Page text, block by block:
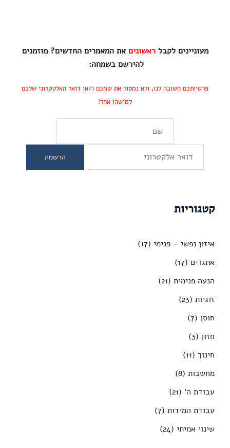
מעוניינים לקבלראשונים את המאמרים החדשים? מוזמנים
להירשם בשמחה:
פרטיותכם חשובה לנו, ולא נמסור את שמכם ו/או דואר האלקטרוני שלכם
למישהו אחר!
קטגוריות
איזון נפשי – פנימי (17)
אתגרים (17)
הנעה פנימית (21)
זוגיות (23)
חוסן (7)
חזון (3)
חינוך (11)
מחשבות (8)
עבודת ה' (21)
עבודת המידות (7)
שינוי אמיתי (24)